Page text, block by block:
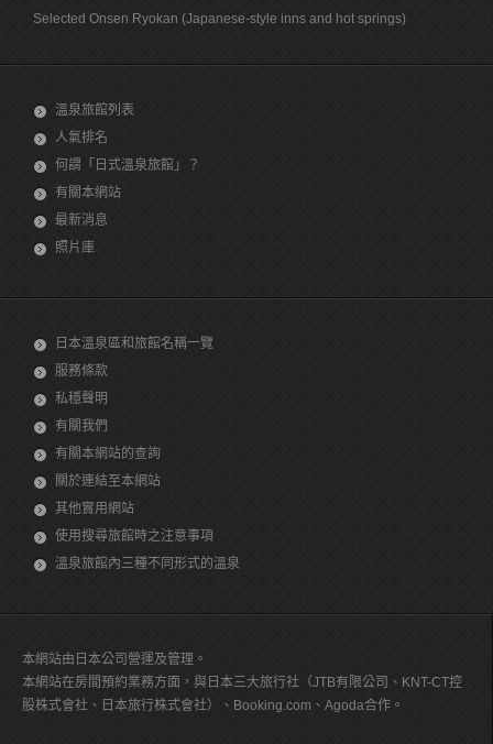
Selected Onsen Ryokan (Japanese-style inns and hot springs)
溫泉旅館列表
人氣排名
何謂「日式溫泉旅館」？
有關本網站
最新消息
照片庫
日本溫泉區和旅館名稱一覽
服務條款
私穩聲明
有關我們
有關本網站的查詢
關於連結至本網站
其他實用網站
使用搜尋旅館時之注意事項
溫泉旅館內三種不同形式的溫泉
本網站由日本公司營運及管理。
本網站在房間預約業務方面，與日本三大旅行社（JTB有限公司、KNT-CT控
股株式會社、日本旅行株式會社）、Booking.com、Agoda合作。